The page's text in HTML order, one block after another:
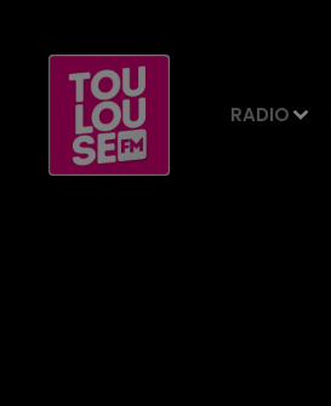
RADIO